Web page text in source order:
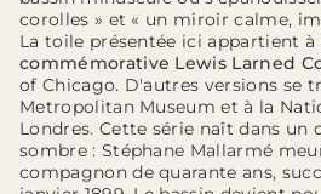
corolles » et « un miroir calme,
La toile présentée ici appartient
commémorative Lewis Larned
of Chicago. D'autres versions se
Metropolitan Museum et à la
Londres. Cette série naît dans un
sombre : Stéphane Mallarmé
compagnon de quarante ans,